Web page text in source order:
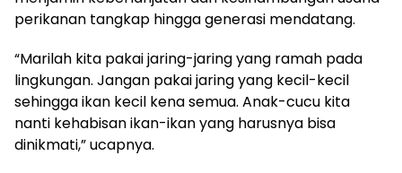
perikanan tangkap hingga generasi mendatang.
“Marilah kita pakai jaring-jaring yang ramah pada
lingkungan. Jangan pakai jaring yang kecil-kecil
sehingga ikan kecil kena semua. Anak-cucu kita
nanti kehabisan ikan-ikan yang harusnya bisa
dinikmati,” ucapnya.